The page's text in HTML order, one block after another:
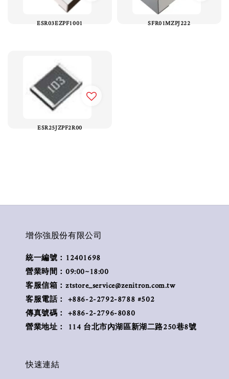
ESR03EZPF1001 SFR01MZPJ222
ESR25JZPF2R00
增你強股份有限公司
統一編號：12401698
營業時間：09:00~18:00
客服信箱：ztstore_service@zenitron.com.tw
客服電話： +886-2-2792-8788 #502
傳真號碼： +886-2-2796-8080
營業地址： 114 台北市內湖區新湖二路250巷8號
快速連結